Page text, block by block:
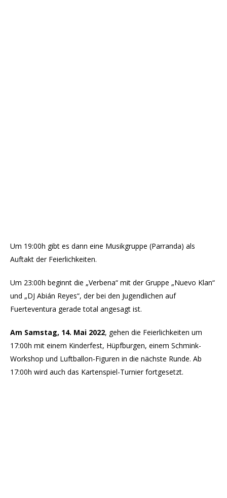
Um 19:00h gibt es dann eine Musikgruppe (Parranda) als
Auftakt der Feierlichkeiten.
Um 23:00h beginnt die „Verbena“ mit der Gruppe „Nuevo Klan“
und „DJ Abián Reyes“, der bei den Jugendlichen auf
Fuerteventura gerade total angesagt ist.
Am Samstag, 14. Mai 2022, gehen die Feierlichkeiten um
17:00h mit einem Kinderfest, Hüpfburgen, einem Schmink-
Workshop und Luftballon-Figuren in die nächste Runde. Ab
17:00h wird auch das Kartenspiel-Turnier fortgesetzt.